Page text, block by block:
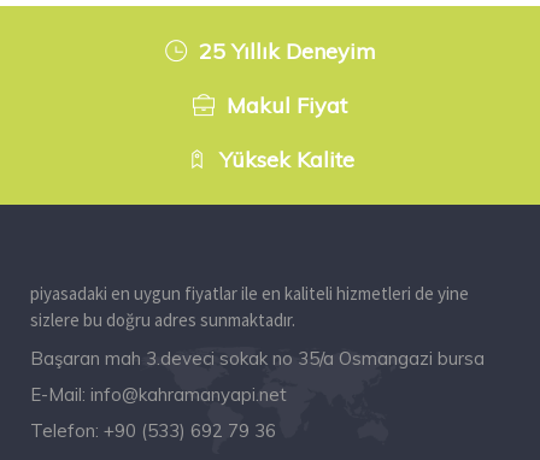
25 Yıllık Deneyim
Makul Fiyat
Yüksek Kalite
piyasadaki en uygun fiyatlar ile en kaliteli hizmetleri de yine
sizlere bu doğru adres sunmaktadır.
Başaran mah 3.deveci sokak no 35/a Osmangazi bursa
E-Mail: info@kahramanyapi.net
Telefon: +90 (533) 692 79 36